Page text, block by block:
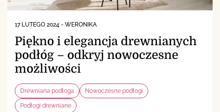
17 LUTEGO 2024 - WERONIKA
Piękno i elegancja drewnianych
podłóg – odkryj nowoczesne
możliwości
Drewniana podłoga Nowoczesne podłogi
Podłogi drewniane